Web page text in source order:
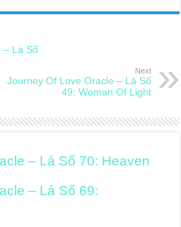
– Lá Số
Next
Journey Of Love Oracle – Lá Số
49: Woman Of Light
– Lá Số 70: Heaven
– Lá Số 69: